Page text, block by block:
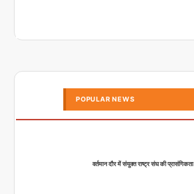
POPULAR NEWS
वर्तमान दौर में संयुक्त राष्ट्र संघ की प्रासंगिकता